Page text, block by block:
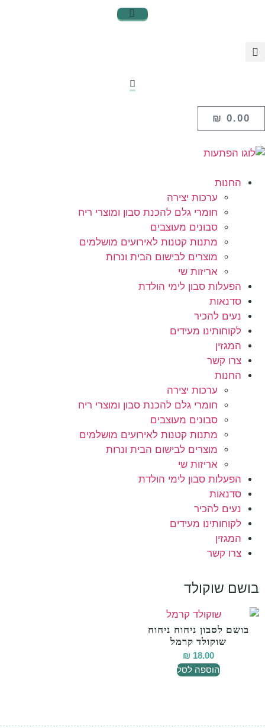
₪ 0.00
החנות
ערכות יצירה
חומרי גלם להכנת סבון ומוצרי ריח
סבונים מעוצבים
מתנות קטנות לאירועים מושלמים
מוצרים לבישום הבית ונרות
אריזות שי
הפעלות סבון לימי הולדת
סדנאות
נעים להכיר
לקוחותינו מעידים
המגזין
צרו קשר
החנות
ערכות יצירה
חומרי גלם להכנת סבון ומוצרי ריח
סבונים מעוצבים
מתנות קטנות לאירועים מושלמים
מוצרים לבישום הבית ונרות
אריזות שי
הפעלות סבון לימי הולדת
סדנאות
נעים להכיר
לקוחותינו מעידים
המגזין
צרו קשר
בושם שוקולד
בושם לסבון ניחוח ניחוח
שוקולד קרמל
₪ 18.00
הוספה לסל